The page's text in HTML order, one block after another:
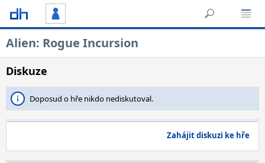
Alien: Rogue Incursion
Diskuze
Doposud o hře nikdo nediskutoval.
Zahájit diskuzi ke hře